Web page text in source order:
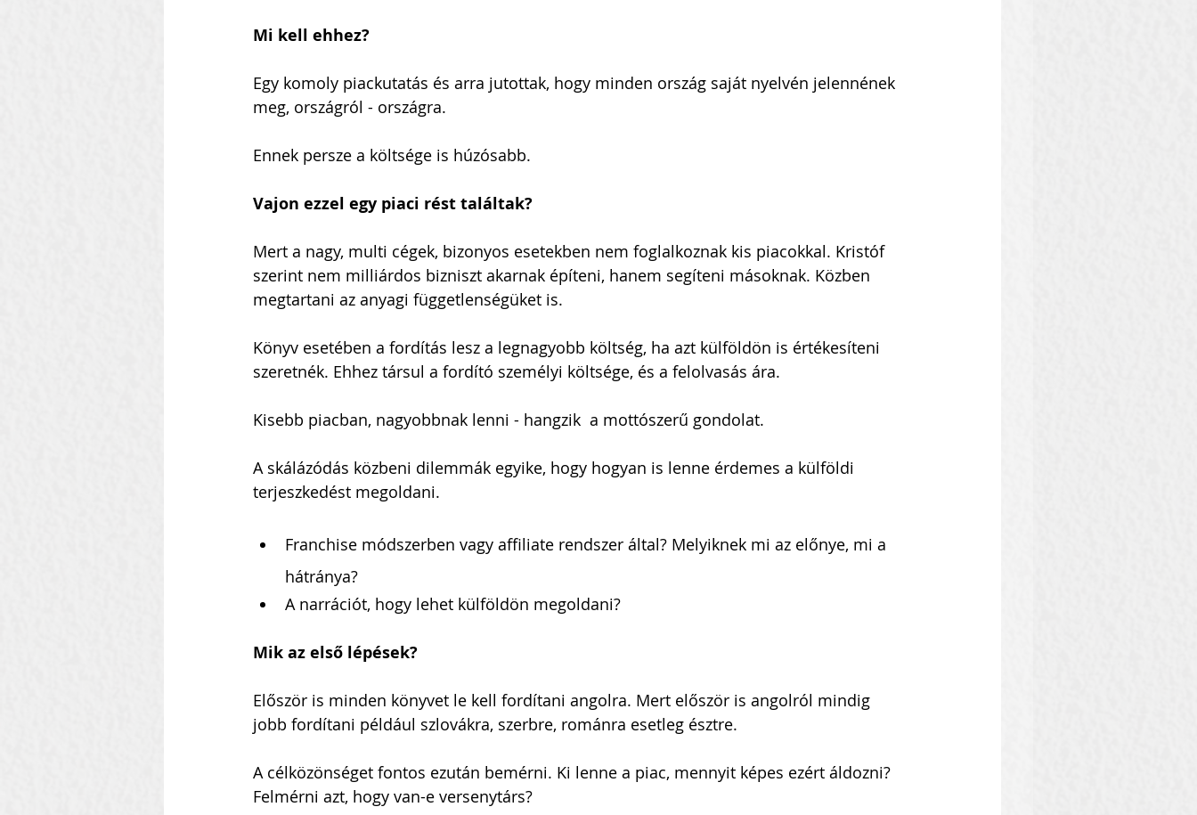
Mi kell ehhez?
Egy komoly piackutatás és arra jutottak, hogy minden ország saját nyelvén jelennének
meg, országról - országra.
Ennek persze a költsége is húzósabb.
Vajon ezzel egy piaci rést találtak?
Mert a nagy, multi cégek, bizonyos esetekben nem foglalkoznak kis piacokkal. Kristóf
szerint nem milliárdos bizniszt akarnak építeni, hanem segíteni másoknak. Közben
megtartani az anyagi függetlenségüket is.
Könyv esetében a fordítás lesz a legnagyobb költség, ha azt külföldön is értékesíteni
szeretnék. Ehhez társul a fordító személyi költsége, és a felolvasás ára.
Kisebb piacban, nagyobbnak lenni - hangzik  a mottószerű gondolat.
A skálázódás közbeni dilemmák egyike, hogy hogyan is lenne érdemes a külföldi
terjeszkedést megoldani.
Franchise módszerben vagy affiliate rendszer által? Melyiknek mi az előnye, mi a
hátránya?
A narrációt, hogy lehet külföldön megoldani?
Mik az első lépések?
Először is minden könyvet le kell fordítani angolra. Mert először is angolról mindig
jobb fordítani például szlovákra, szerbre, románra esetleg észtre.
A célközönséget fontos ezután bemérni. Ki lenne a piac, mennyit képes ezért áldozni?
Felmérni azt, hogy van-e versenytárs?